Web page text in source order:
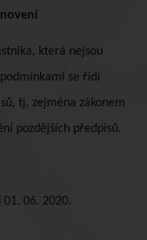
která nejsou
se řídí
tj. zejména zákonem
pozdějších předpisů.
01. 06. 2020.